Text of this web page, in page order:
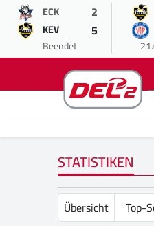
ECK 2
KEV 5
Beendet
STATISTIKEN
Übersicht Top-